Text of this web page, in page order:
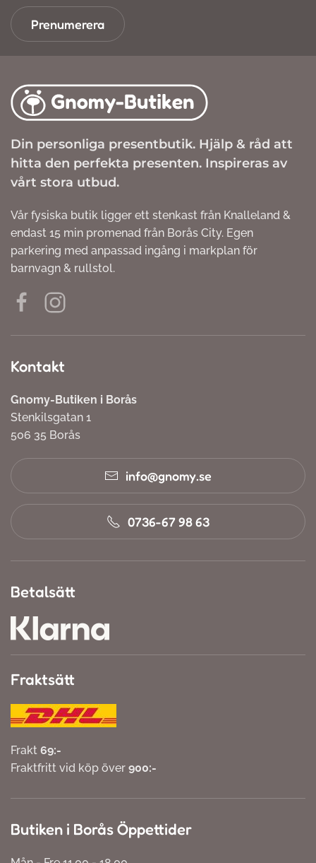
Prenumerera
Din personliga presentbutik. Hjälp & råd att
hitta den perfekta presenten. Inspireras av
vårt stora utbud.
Vår fysiska butik ligger ett stenkast från Knalleland &
endast 15 min promenad från Borås City. Egen
parkering med anpassad ingång i markplan för
barnvagn & rullstol.
Kontakt
Gnomy-Butiken i Borås
Stenkilsgatan 1
506 35 Borås
info@gnomy.se
0736-67 98 63
Betalsätt
Fraktsätt
Frakt 69:-
Fraktfritt vid köp över 900:-
Butiken i Borås Öppettider